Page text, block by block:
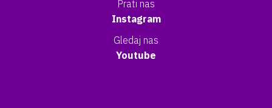
Prati nas
Instagram
Gledaj nas
Youtube